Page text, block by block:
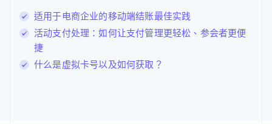
适用于电商企业的移动端结账最佳实践
活动支付处理：如何让支付管理更轻松、参会者更便
捷
什么是虚拟卡号以及如何获取？
DeutschEnglish
卢森堡
Français Deutsch English
罗马尼亚
English